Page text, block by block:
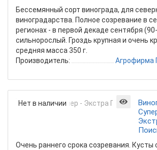
Бессемянный сорт винограда, для
виноградарства. Полное созревание в
регионах - в первой декаде сентября
сильнорослый. Гроздь крупная и очень
средняя масса 350 г.
Производитель:
Агрофирма
Нет в наличии
Очень раннего срока созревания. Кусты